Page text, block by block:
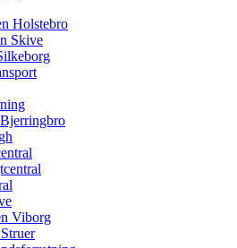
Holstebro
Skive
Viborg